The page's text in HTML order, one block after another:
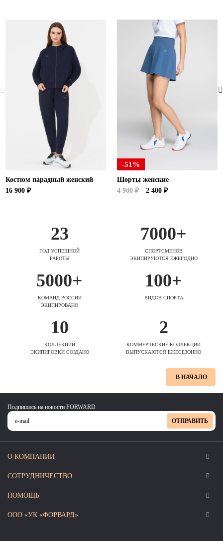
Костюм парадный женский
16 900 ₽
-51%
Шорты женские
4 900 ₽
2 400 ₽
23
ГОД УСПЕШНОЙ
РАБОТЫ
7000+
СПОРТСМЕНОВ
ЭКИПИРУЮТСЯ ЕЖЕГОДНО
5000+
КОМАНД РОССИИ
ЭКИПИРОВАНО
100+
ВИДОВ СПОРТА
10
КОЛЛЕКЦИЙ
ЭКИПИРОВКИ СОЗДАНО
2
КОММЕРЧЕСКИЕ КОЛЛЕКЦИИ
ВЫПУСКАЮТСЯ ЕЖЕСЕЗОННО
В НАЧАЛО
Подпишись на новости FORWARD
ОТПРАВИТЬ
О КОМПАНИИ
СОТРУДНИЧЕСТВО
ПОМОЩЬ
ООО «УК «ФОРВАРД»